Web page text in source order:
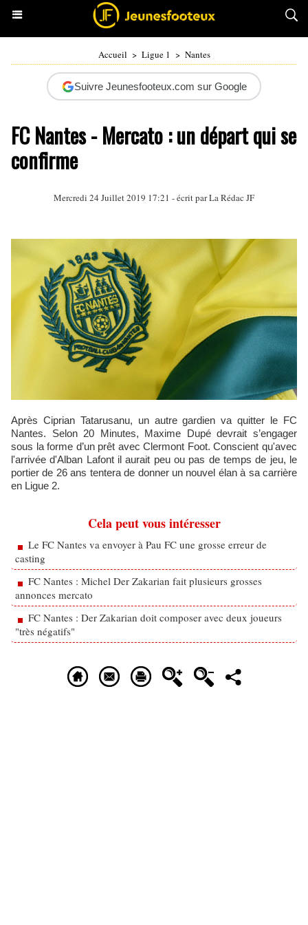
Accueil > Ligue 1 > Nantes
Suivre Jeunesfooteux.com sur Google
FC Nantes - Mercato : un départ qui se
confirme
Mercredi 24 Juillet 2019 17:21 - écrit par La Rédac JF
Après Ciprian Tatarusanu, un autre gardien va quitter le FC
Nantes. Selon 20 Minutes, Maxime Dupé devrait s’engager
sous la forme d’un prêt avec Clermont Foot. Conscient qu'avec
l'arrivée d'Alban Lafont il aurait peu ou pas de temps de jeu, le
portier de 26 ans tentera de donner un nouvel élan à sa carrière
en Ligue 2.
Cela peut vous intéresser
Le FC Nantes va envoyer à Pau FC une grosse erreur de
casting
FC Nantes : Michel Der Zakarian fait plusieurs grosses
annonces mercato
FC Nantes : Der Zakarian doit composer avec deux joueurs
"très négatifs"